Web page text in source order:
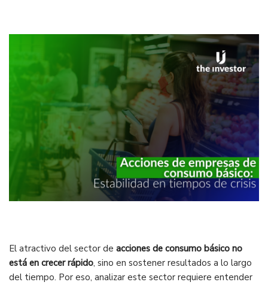
El atractivo del sector de acciones de consumo básico no
está en crecer rápido, sino en sostener resultados a lo largo
del tiempo. Por eso, analizar este sector requiere entender